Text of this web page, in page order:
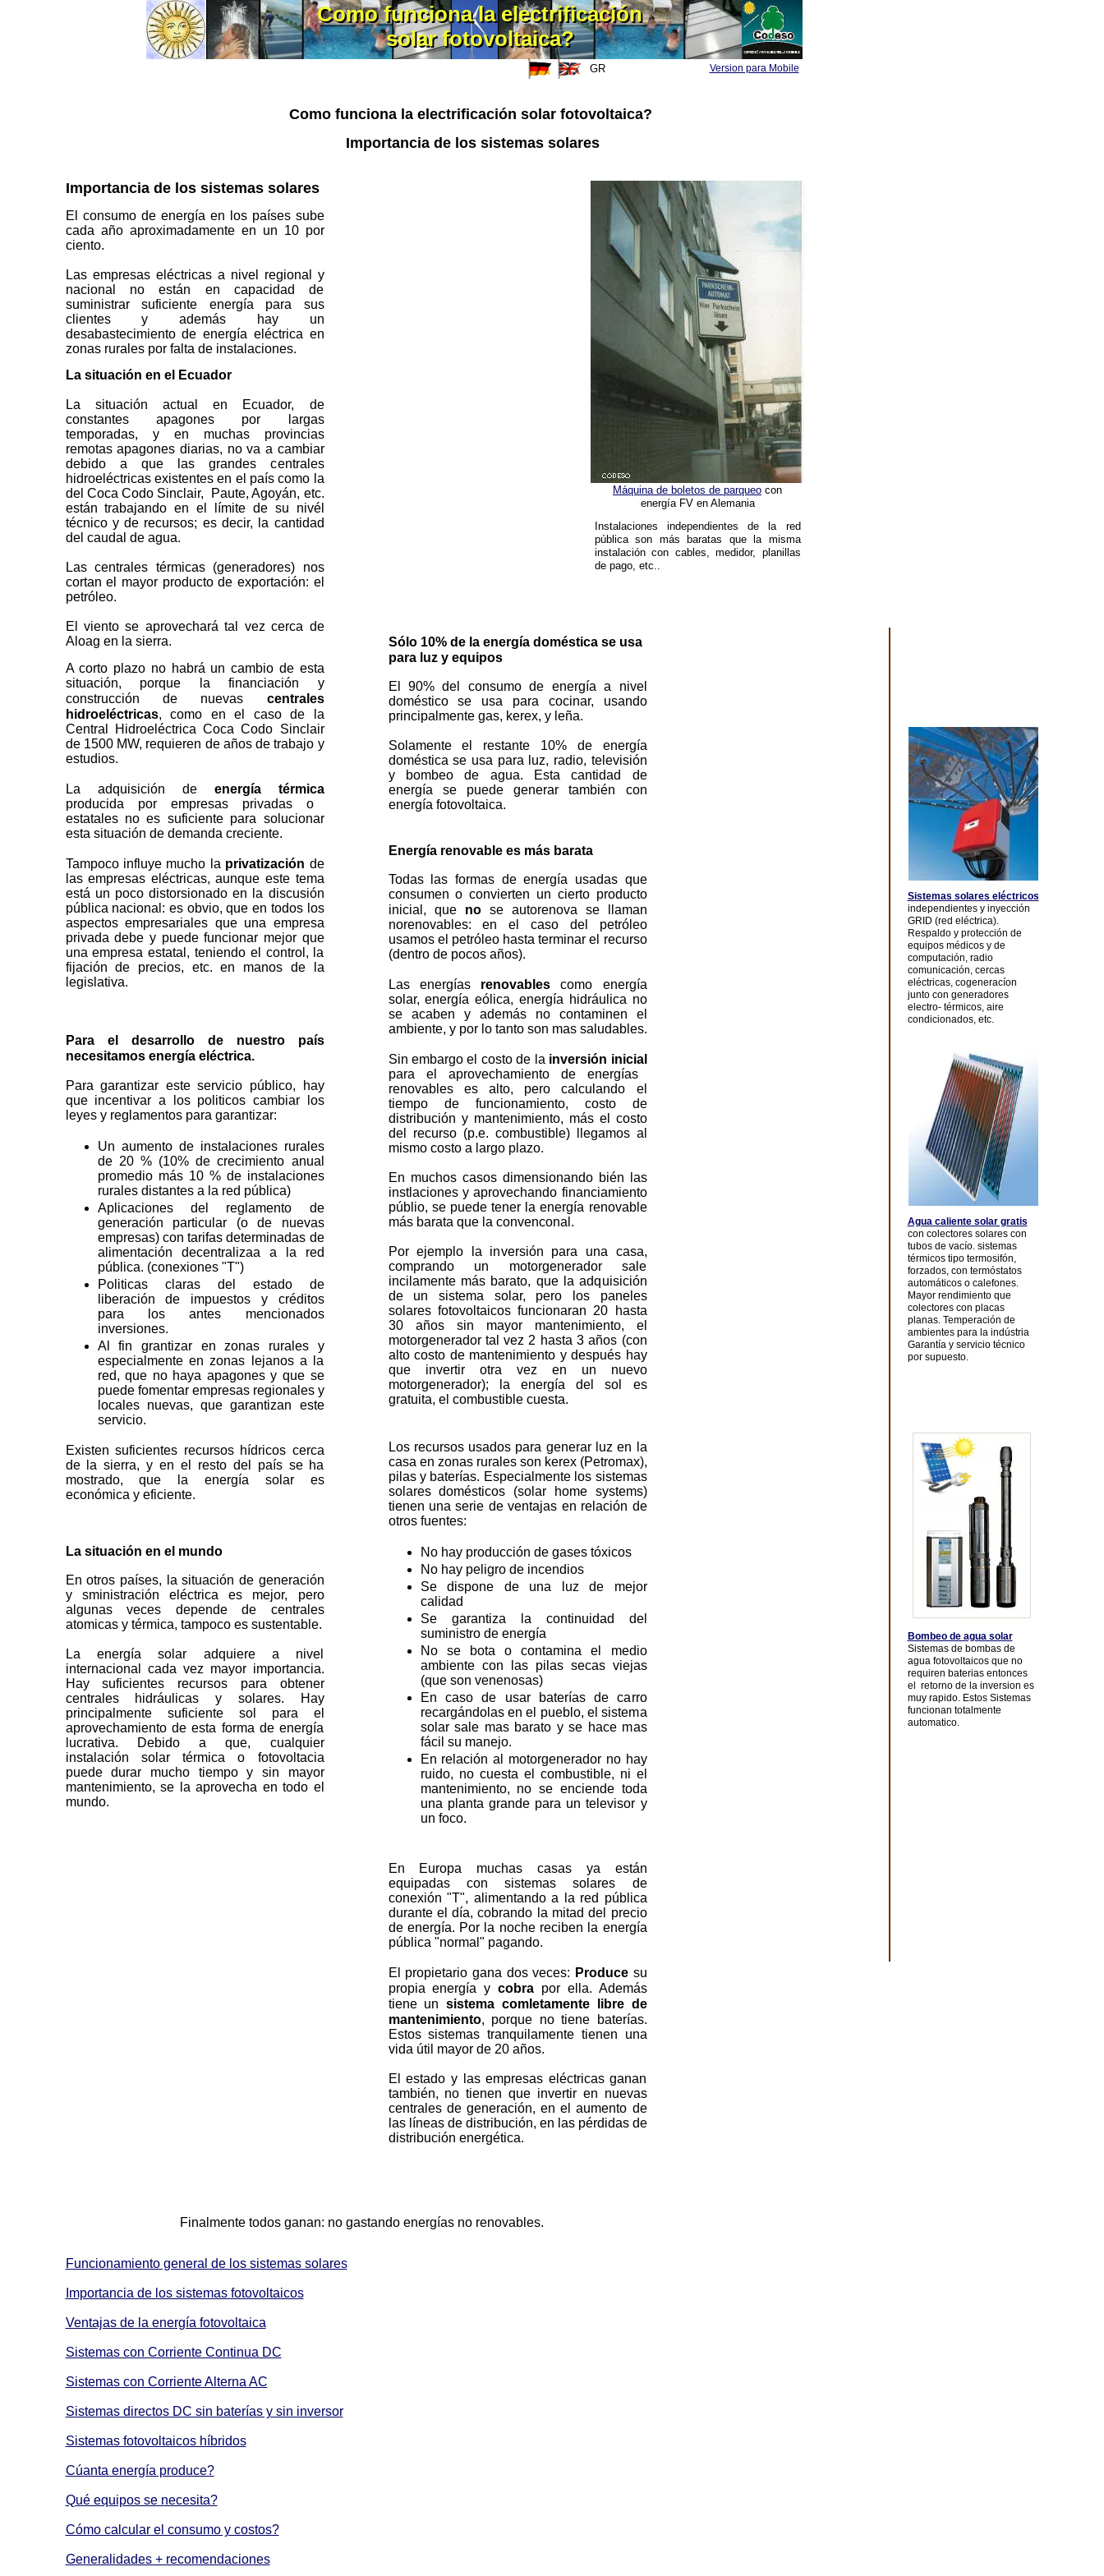
Como funciona la electrificación
solar fotovoltaica?
Como funciona la electrificación
solar fotovoltaica?
Importancia de los sistemas solares
Como funciona la electrificación solar fotovoltaica?
El consumo de energía en los países sube
cada año aproximadamente en un 10 por
ciento.
Las empresas eléctricas a nivel regional y
nacional no están en capacidad de
suministrar suficiente energía para sus
clientes y además hay un
desabastecimiento de energía eléctrica en
zonas rurales por falta de instalaciones.
Máquina de boletos de parqueo con
energía FV en Alemania
Instalaciones independientes de la red
pública son más baratas que la misma
instalación con cables, medidor, planillas
de pago, etc..
Importancia de los sistemas solares
La situación actual en Ecuador, de
constantes apagones por largas
temporadas, y en muchas provincias
remotas apagones diarias, no va a cambiar
debido a que las grandes centrales
hidroeléctricas existentes en el país como la
del Coca Codo Sinclair, Paute, Agoyán, etc.
están trabajando en el límite de su nivél
técnico y de recursos; es decir, la cantidad
del caudal de agua.
Las centrales térmicas (generadores) nos
cortan el mayor producto de exportación: el
petróleo.
El viento se aprovechará tal vez cerca de
Aloag en la sierra.
La situación en el Ecuador
Version para Mobile
GR
A corto plazo no habrá un cambio de esta
situación, porque la financiación y
construcción de nuevas centrales
hidroeléctricas, como en el caso de la
Central Hidroeléctrica Coca Codo Sinclair
de 1500 MW, requieren de años de trabajo y
estudios.
La adquisición de energía térmica
producida por empresas privadas o
estatales no es suficiente para solucionar
esta situación de demanda creciente.
Tampoco influye mucho la privatización de
las empresas eléctricas, aunque este tema
está un poco distorsionado en la discusión
pública nacional: es obvio, que en todos los
aspectos empresariales que una empresa
privada debe y puede funcionar mejor que
una empresa estatal, teniendo el control, la
fijación de precios, etc. en manos de la
legislativa.
Todas las formas de energía usadas que
consumen o convierten un cierto producto
inicial, que nose autorenova se llaman
norenovables: en el caso del petróleo
usamos el petróleo hasta terminar el recurso
(dentro de pocos años).
Las energías renovables como energía
solar, energía eólica, energía hidráulica no
se acaben y además no contaminen el
ambiente, y por lo tanto son mas saludables.
Sin embargo el costo de la inversión inicial
para el aprovechamiento de energías
renovables es alto, pero calculando el
tiempo de funcionamiento, costo de
distribución y mantenimiento, más el costo
del recurso (p.e. combustible) llegamos al
mismo costo a largo plazo.
En muchos casos dimensionando bién las
instlaciones y aprovechando financiamiento
públio, se puede tener la energía renovable
más barata que la convenconal.
Por ejemplo la inversión para una casa,
comprando un motorgenerador sale
incilamente más barato, que la adquisición
de un sistema solar, pero los paneles
solares fotovoltaicos funcionaran 20 hasta
30 años sin mayor mantenimiento, el
motorgenerador tal vez 2 hasta 3 años (con
alto costo de mantenimiento y después hay
que invertir otra vez en un nuevo
motorgenerador); la energía del sol es
gratuita, el combustible cuesta.
En otros países, la situación de generación
y sministración eléctrica es mejor, pero
algunas veces depende de centrales
atomicas y térmica, tampoco es sustentable.
La energía solar adquiere a nivel
internacional cada vez mayor importancia.
Hay suficientes recursos para obtener
centrales hidráulicas y solares. Hay
principalmente suficiente sol para el
aprovechamiento de esta forma de energía
lucrativa. Debido a que, cualquier
instalación solar térmica o fotovoltacia
puede durar mucho tiempo y sin mayor
mantenimiento, se la aprovecha en todo el
mundo.
La situación en el mundo
El 90% del consumo de energía a nivel
doméstico se usa para cocinar, usando
principalmente gas, kerex, y leña.
Solamente el restante 10% de energía
doméstica se usa para luz, radio, televisión
y bombeo de agua. Esta cantidad de
energía se puede generar también con
energía fotovoltaica.
Sólo 10% de la energía doméstica se usa
para luz y equipos
Energía renovable es más barata
Sistemas solares eléctricos
independientes y inyección
GRID (red eléctrica).
Respaldo y protección de
equipos médicos y de
computación, radio
comunicación, cercas
eléctricas, cogeneracíon
junto con generadores
electro- térmicos, aire
condicionados, etc.
Agua caliente solar gratis
con colectores solares con
tubos de vacío. sistemas
térmicos tipo termosifón,
forzados, con termóstatos
automáticos o calefones.
Mayor rendimiento que
colectores con placas
planas. Temperación de
ambientes para la indústria
Garantía y servicio técnico
por supuesto.
Para el desarrollo de nuestro país
necesitamos energía eléctrica.
Para garantizar este servicio público, hay
que incentivar a los politicos cambiar los
leyes y reglamentos para garantizar:
Un aumento de instalaciones rurales
de 20 % (10% de crecimiento anual
promedio más 10 % de instalaciones
rurales distantes a la red pública)
Aplicaciones del reglamento de
generación particular (o de nuevas
empresas) con tarifas determinadas de
alimentación decentralizaa a la red
pública. (conexiones "T")
Politicas claras del estado de
liberación de impuestos y créditos
para los antes mencionados
inversiones.
Al fin grantizar en zonas rurales y
especialmente en zonas lejanos a la
red, que no haya apagones y que se
puede fomentar empresas regionales y
locales nuevas, que garantizan este
servicio.
Existen suficientes recursos hídricos cerca
de la sierra, y en el resto del país se ha
mostrado, que la energía solar es
económica y eficiente.
Los recursos usados para generar luz en la
casa en zonas rurales son kerex (Petromax),
pilas y baterías. Especialmente los sistemas
solares domésticos (solar home systems)
tienen una serie de ventajas en relación de
otros fuentes:
No hay producción de gases tóxicos
No hay peligro de incendios
Se dispone de una luz de mejor
calidad
Se garantiza la continuidad del
suministro de energía
No se bota o contamina el medio
ambiente con las pilas secas viejas
(que son venenosas)
En caso de usar baterías de carro
recargándolas en el pueblo, el sistema
solar sale mas barato y se hace mas
fácil su manejo.
En relación al motorgenerador no hay
ruido, no cuesta el combustible, ni el
mantenimiento, no se enciende toda
una planta grande para un televisor y
un foco.
En Europa muchas casas ya están
equipadas con sistemas solares de
conexión "T", alimentando a la red pública
durante el día, cobrando la mitad del precio
de energía. Por la noche reciben la energía
pública "normal" pagando.
El propietario gana dos veces: Producesu
propia energía y cobra por ella. Además
tiene unsistema comletamente libre de
mantenimiento, porque no tiene baterías.
Estos sistemas tranquilamente tienen una
vida útil mayor de 20 años.
El estado y las empresas eléctricas ganan
también, no tienen que invertir en nuevas
centrales de generación, en el aumento de
las líneas de distribución, en las pérdidas de
distribución energética.
Finalmente todos ganan: no gastando energías no renovables.
Bombeo de agua solar
Sistemas de bombas de
agua fotovoltaicos que no
requiren baterias entonces
el retorno de la inversion es
muy rapido. Estos Sistemas
funcionan totalmente
automatico.
Funcionamiento general de los sistemas solares
Importancia de los sistemas fotovoltaicos
Ventajas de la energía fotovoltaica
Sistemas con Corriente Continua DC
Sistemas con Corriente Alterna AC
Sistemas directos DC sin baterías y sin inversor
Sistemas fotovoltaicos híbridos
Cúanta energía produce?
Qué equipos se necesita?
Cómo calcular el consumo y costos?
Generalidades + recomendaciones